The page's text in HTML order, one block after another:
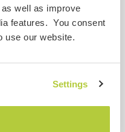
well as improve
features. You consent
use our website.
Settings
of the sports
school. I
possible and to